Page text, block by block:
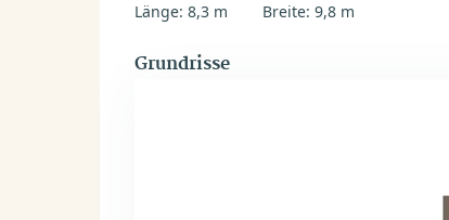
Länge: 8,3 m Breite: 9,8 m
Grundrisse